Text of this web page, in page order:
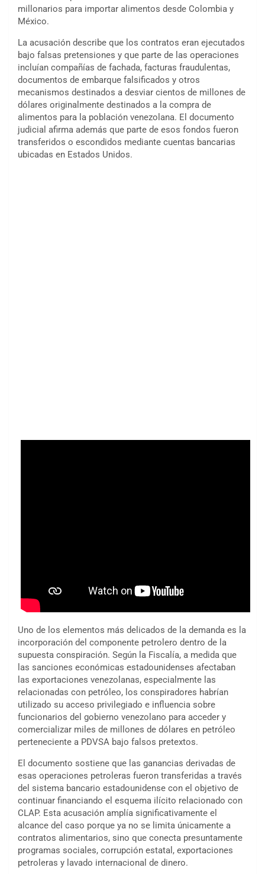
millonarios para importar alimentos desde Colombia y
México.
La acusación describe que los contratos eran ejecutados
bajo falsas pretensiones y que parte de las operaciones
incluían compañías de fachada, facturas fraudulentas,
documentos de embarque falsificados y otros
mecanismos destinados a desviar cientos de millones de
dólares originalmente destinados a la compra de
alimentos para la población venezolana. El documento
judicial afirma además que parte de esos fondos fueron
transferidos o escondidos mediante cuentas bancarias
ubicadas en Estados Unidos.
Uno de los elementos más delicados de la demanda es la
incorporación del componente petrolero dentro de la
supuesta conspiración. Según la Fiscalía, a medida que
las sanciones económicas estadounidenses afectaban
las exportaciones venezolanas, especialmente las
relacionadas con petróleo, los conspiradores habrían
utilizado su acceso privilegiado e influencia sobre
funcionarios del gobierno venezolano para acceder y
comercializar miles de millones de dólares en petróleo
perteneciente a PDVSA bajo falsos pretextos.
El documento sostiene que las ganancias derivadas de
esas operaciones petroleras fueron transferidas a través
del sistema bancario estadounidense con el objetivo de
continuar financiando el esquema ilícito relacionado con
CLAP. Esta acusación amplía significativamente el
alcance del caso porque ya no se limita únicamente a
contratos alimentarios, sino que conecta presuntamente
programas sociales, corrupción estatal, exportaciones
petroleras y lavado internacional de dinero.